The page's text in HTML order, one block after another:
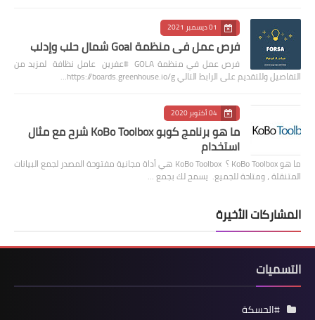
01 ديسمبر 2021
فرص عمل في منظمة Goal شمال حلب وإدلب
فرص عمل في منظمة GOLA #عفرين عامل نظافة لمزيد من
التفاصيل وللتقديم على الرابط التالي https://boards.greenhouse.io/g…
04 أكتوبر 2020
ما هو برنامج كوبو KoBo Toolbox شرح مع مثال
استخدام
ما هو KoBo Toolbox ؟ KoBo Toolbox هي أداة مجانية مفتوحة المصدر لجمع البيانات
المتنقلة ، ومتاحة للجميع. يسمح لك بجمع …
المشاركات الأخيرة
التسميات
#الحسكة